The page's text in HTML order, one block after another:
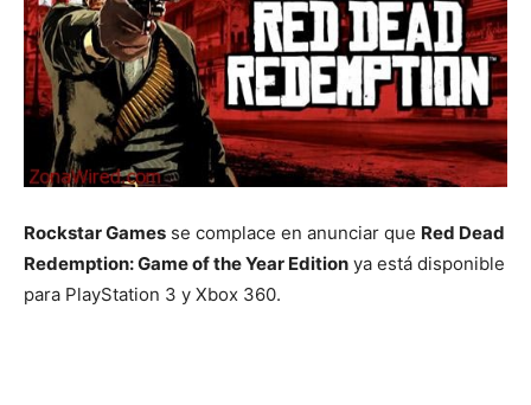
Rockstar Games se complace en anunciar que Red Dead
Redemption: Game of the Year Edition ya está disponible
para PlayStation 3 y Xbox 360.